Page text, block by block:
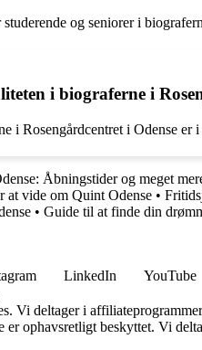
og seniorer i
i biograferne i
i Rosengårdcentret i Odense er
Åbningstider og meget
at vide om Quint Odense •
• Guide til at finde din
LinkedIn YouTube
Vi deltager i
er ophavsretligt beskyttet. Vi